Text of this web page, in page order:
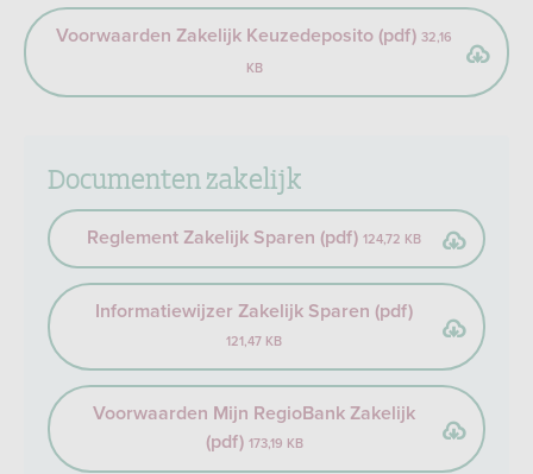
Voorwaarden Zakelijk Keuzedeposito (pdf) 32,16
KB
Documenten zakelijk
Reglement Zakelijk Sparen (pdf) 124,72 KB
Informatiewijzer Zakelijk Sparen (pdf)
121,47 KB
Voorwaarden Mijn RegioBank Zakelijk
(pdf) 173,19 KB